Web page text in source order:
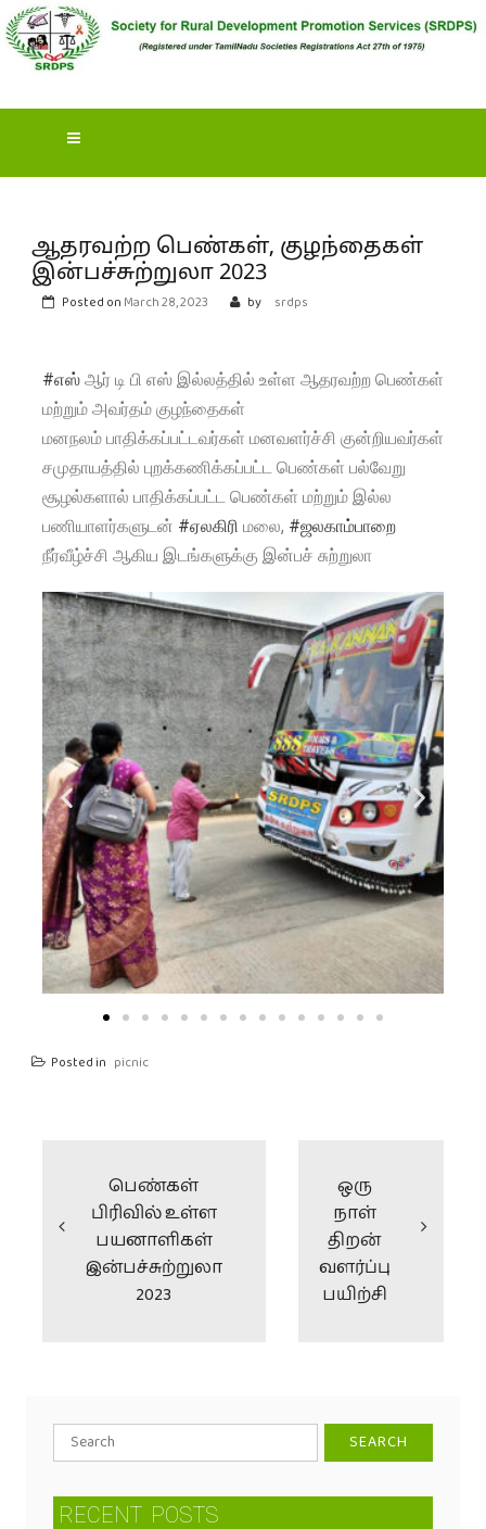
S OCIETY FOR RURAL
DEVELOPMENT
(SRDPS)
ஆதரவற்ற பெண்கள், குழந்தைகள்
இன்பச்சுற்றுலா 2023
Posted on March 28, 2023 by srdps
#எஸ் ஆர் டி பி எஸ் இல்லத்தில் உள்ள ஆதரவற்ற பெண்கள்
மற்றும் அவர்தம் குழந்தைகள்
மனநலம் பாதிக்கப்பட்டவர்கள் மனவளர்ச்சி குன்றியவர்கள்
சமுதாயத்தில் புறக்கணிக்கப்பட்ட பெண்கள் பல்வேறு
சூழல்களால் பாதிக்கப்பட்ட பெண்கள் மற்றும் இல்ல
பணியாளர்களுடன் #ஏலகிரி மலை, #ஜலகாம்பாறை
நீர்வீழ்ச்சி ஆகிய இடங்களுக்கு இன்பச் சுற்றுலா
Posted in picnic
பெண்கள்
பிரிவில் உள்ள
பயனாளிகள்
இன்பச்சுற்றுலா
2023
ஒரு
நாள்
திறன்
வளர்ப்பு
பயிற்சி
RECENT POSTS